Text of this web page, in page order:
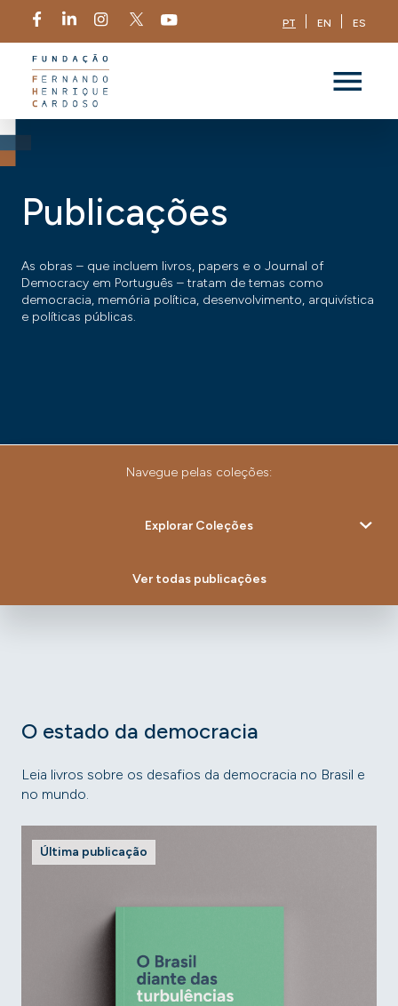
PT EN ES
Publicações
As obras – que incluem livros, papers e o Journal of
Democracy em Português – tratam de temas como
democracia, memória política, desenvolvimento, arquivística
e políticas públicas.
Navegue pelas coleções:
Explorar Coleções
Ver todas publicações
O estado da democracia
Leia livros sobre os desafios da democracia no Brasil e
no mundo.
Última publicação